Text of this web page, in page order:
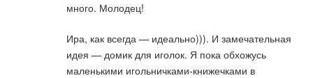
много. Молодец!
Ира, как всегда — идеально))). И замечательная
идея — домик для иголок. Я пока обхожусь
маленькими игольничками-книжечками в